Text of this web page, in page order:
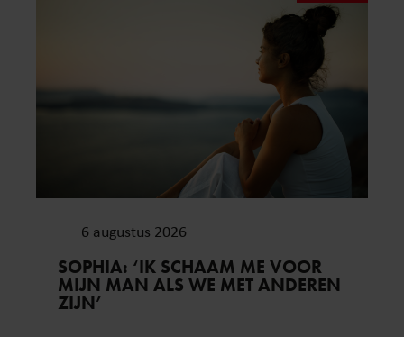
6 augustus 2026
SOPHIA: ‘IK SCHAAM ME VOOR
MIJN MAN ALS WE MET ANDEREN
ZIJN’